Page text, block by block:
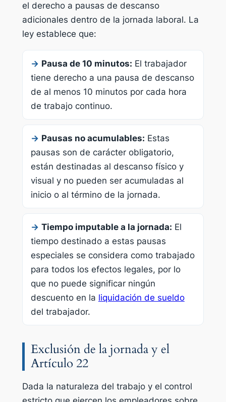
el derecho a pausas de descanso
adicionales dentro de la jornada laboral. La
ley establece que:
→ Pausa de 10 minutos: El trabajador
tiene derecho a una pausa de descanso
de al menos 10 minutos por cada hora
de trabajo continuo.
→ Pausas no acumulables: Estas
pausas son de carácter obligatorio,
están destinadas al descanso físico y
visual y no pueden ser acumuladas al
inicio o al término de la jornada.
→ Tiempo imputable a la jornada: El
tiempo destinado a estas pausas
especiales se considera como trabajado
para todos los efectos legales, por lo
que no puede significar ningún
descuento en la liquidación de sueldo
del trabajador.
Exclusión de la jornada y el
Artículo 22
Dada la naturaleza del trabajo y el control